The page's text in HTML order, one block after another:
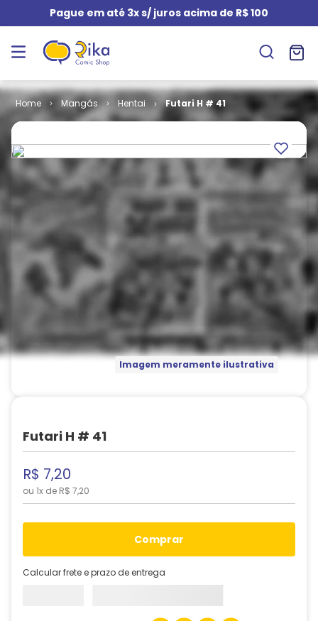
Pague em até 3x s/ juros acima de R$ 100
Mangás Hentai Futari H # 41
Imagem meramente ilustrativa
Futari H # 41
R$ 7,20
ou 1x de R$ 7,20
comprar
Calcular frete e prazo de entrega